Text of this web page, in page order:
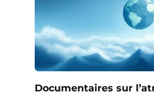
Documentaires sur